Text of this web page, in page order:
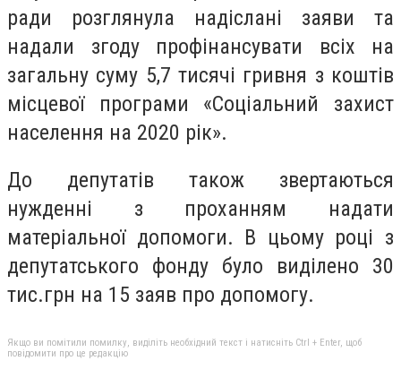
ради розглянула надіслані заяви та
надали згоду профінансувати всіх на
загальну суму 5,7 тисячі гривня з коштів
місцевої програми «Соціальний захист
населення на 2020 рік».
До депутатів також звертаються
нужденні з проханням надати
матеріальної допомоги. В цьому році з
депутатського фонду було виділено 30
тис.грн на 15 заяв про допомогу.
Якщо ви помітили помилку, виділіть необхідний текст і натисніть Ctrl + Enter, щоб
повідомити про це редакцію